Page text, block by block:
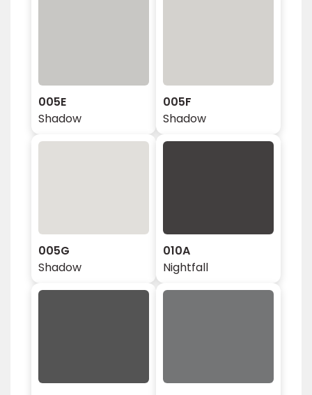
005E
Shadow
005F
Shadow
005G
Shadow
010A
Nightfall